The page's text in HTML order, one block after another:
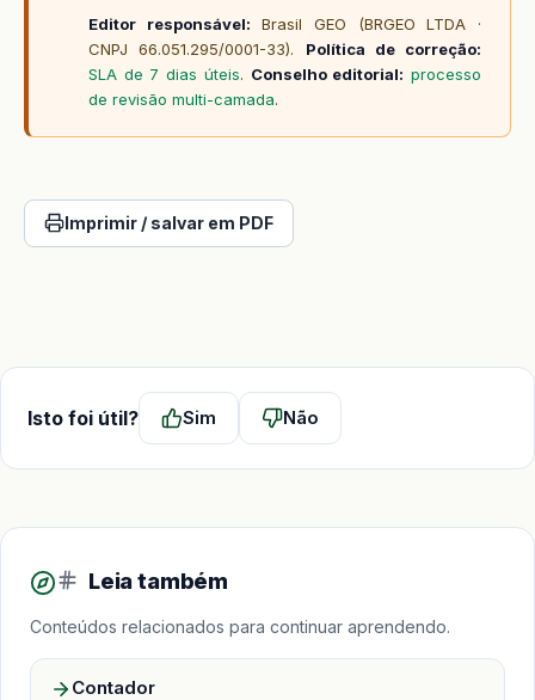
Editor responsável: Brasil GEO (BRGEO LTDA ·
CNPJ 66.051.295/0001-33). Política de correção:
SLA de 7 dias úteis. Conselho editorial: processo
de revisão multi-camada.
Imprimir / salvar em PDF
Isto foi útil? Sim Não
Leia também
Conteúdos relacionados para continuar aprendendo.
Contador